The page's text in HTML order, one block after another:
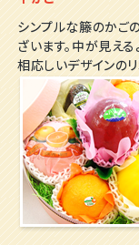
シンプルな籐のかご
ざいます。中が見え
相応しいデザインの